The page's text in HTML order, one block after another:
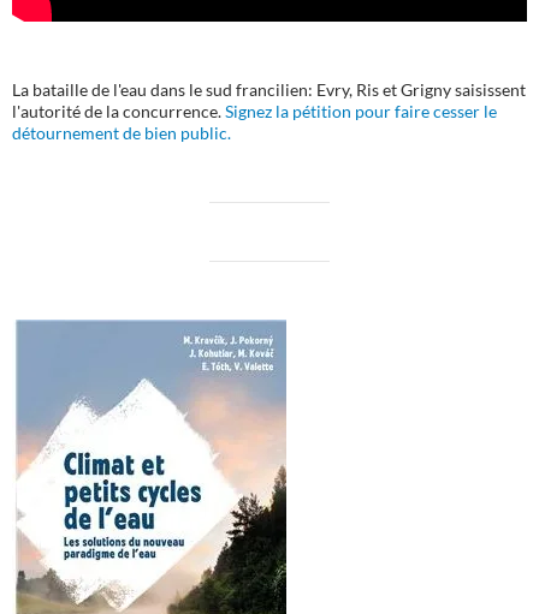
La bataille de l'eau dans le sud francilien: Evry, Ris et Grigny saisissent
l'autorité de la concurrence.Signez la pétition pour faire cesser le
détournement de bien public.